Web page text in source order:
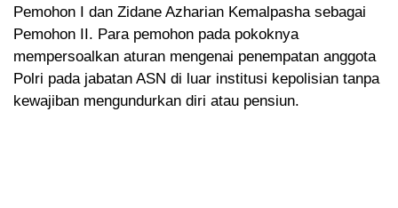
Pemohon I dan Zidane Azharian Kemalpasha sebagai
Pemohon II. Para pemohon pada pokoknya
mempersoalkan aturan mengenai penempatan anggota
Polri pada jabatan ASN di luar institusi kepolisian tanpa
kewajiban mengundurkan diri atau pensiun.